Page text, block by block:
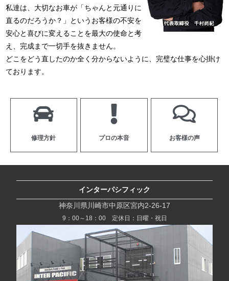
私達は、大切なお車が「ちゃんと元通りに
直るのだろうか？」というお客様の不安を
安心と喜びに変えることを最大の使命と考
え、完成まで一切手を抜きません。
どこをどう直したのか全く分からないように、完璧な仕事を心掛け
ております。
修理方針 プロの本音 お客様の声
インターパシフィック
神奈川県川崎市中原区宮内2-26-17
9：00～18：00 定休日：日曜・祝日